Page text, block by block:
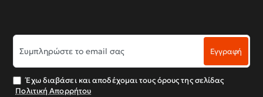
Συμπληρώστε
το
email
σας
Εγγραφή
Έχω διαβάσει και αποδέχομαι τους όρους της σελίδας
Πολιτική Απορρήτου